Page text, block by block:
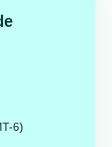
6)